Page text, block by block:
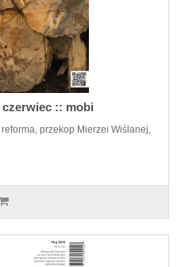
czerwiec :: mobi
przekop Mierzei Wiślanej,